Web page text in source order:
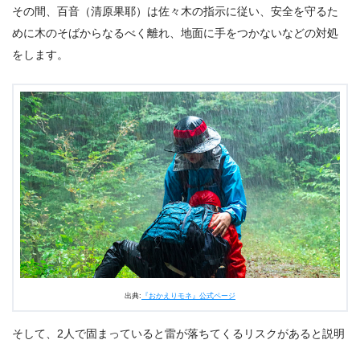
その間、百音（清原果耶）は佐々木の指示に従い、安全を守るた
めに木のそばからなるべく離れ、地面に手をつかないなどの対処
をします。
出典: 『おかえりモネ』公式ページ
そして、2人で固まっていると雷が落ちてくるリスクがあると説明